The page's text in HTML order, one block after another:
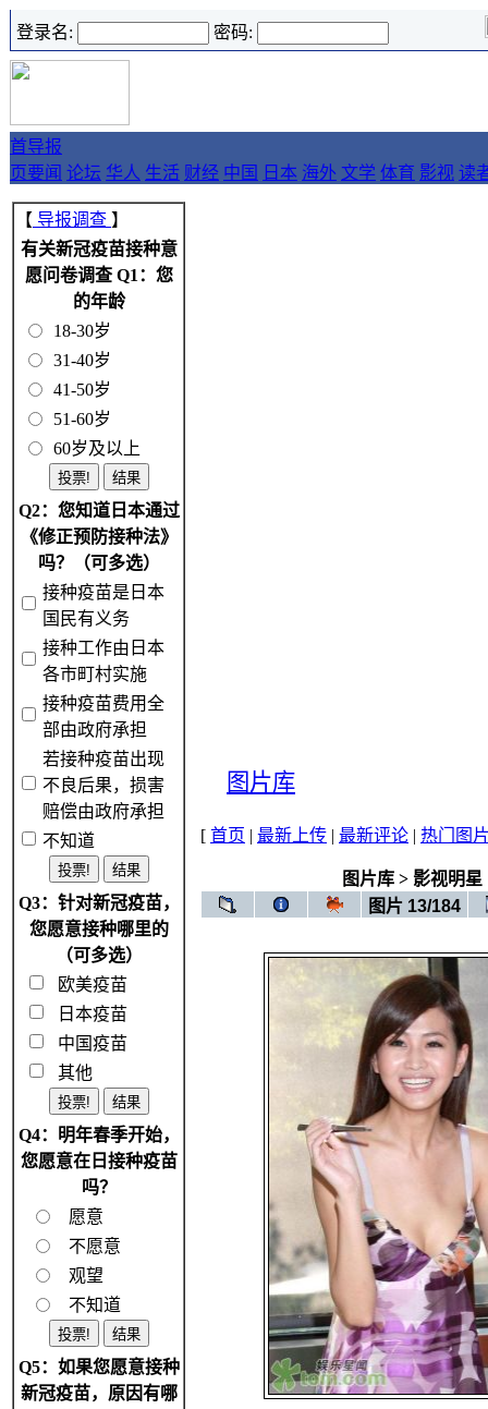
登录名: 密码:
首
页
导报
要闻 论坛 华人 生活 财经 中国 日本 海外 文学 体育 影视 读
【 导报调查 】
有关新冠疫苗接种意
愿问卷调查 Q1：您
的年龄
18-30岁
31-40岁
41-50岁
51-60岁
60岁及以上
Q2：您知道日本通过
《修正预防接种法》
吗？（可多选）
接种疫苗是日本
国民有义务
接种工作由日本
各市町村实施
接种疫苗费用全
部由政府承担
若接种疫苗出现
不良后果，损害
赔偿由政府承担
不知道
Q3：针对新冠疫苗，
您愿意接种哪里的
（可多选）
欧美疫苗
日本疫苗
中国疫苗
其他
Q4：明年春季开始，
您愿意在日接种疫苗
吗？
愿意
不愿意
观望
不知道
Q5：如果您愿意接种
新冠疫苗，原因有哪
图片库
[ 首页 | 最新上传 | 最新评论 | 热门图
图片库 > 影视明星
图片 13/184